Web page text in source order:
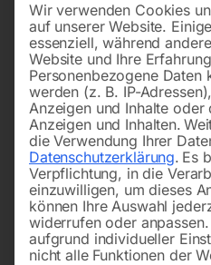
Wir verwenden Cookies
auf unserer Website.
essenziell, während
Website und Ihre
Personenbezogene Daten
werden (z. B. IP-
Anzeigen und Inhalte oder
Anzeigen und Inhalten.
die Verwendung Ihrer
Datenschutzerklärung. Es
Verpflichtung, in die
einzuwilligen, um dieses
können Ihre Auswahl
widerrufen oder anpassen.
aufgrund individueller
nicht alle Funktionen der